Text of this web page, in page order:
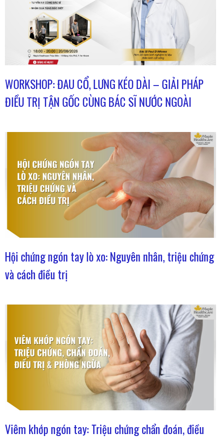
WORKSHOP: ĐAU CỔ, LƯNG KÉO DÀI – GIẢI PHÁP
ĐIỀU TRỊ TẬN GỐC CÙNG BÁC SĨ NƯỚC NGOÀI
Hội chứng ngón tay lò xo: Nguyên nhân, triệu chứng
và cách điều trị
Viêm khớp ngón tay: Triệu chứng chẩn đoán, điều